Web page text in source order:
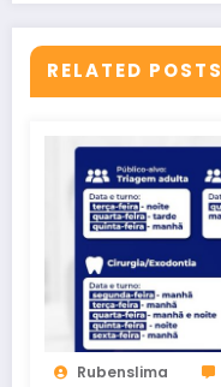
RELATED POSTS
Rubenslima